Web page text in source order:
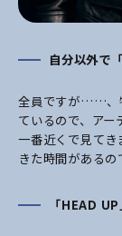
自分以外で
全員ですが……、
ているので、アー
一番近くで見て
きた時間があるの
「HEAD